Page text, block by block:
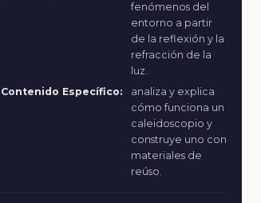
fenómenos del
entorno a partir
de la reflexión y la
refracción de la
luz.
Contenido Específico:
analiza y explica
cómo funciona un
caleidoscopio y
construye uno con
materiales de
reúso.